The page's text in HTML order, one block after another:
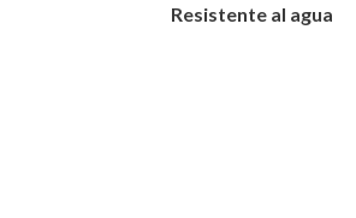
Resistente al agua